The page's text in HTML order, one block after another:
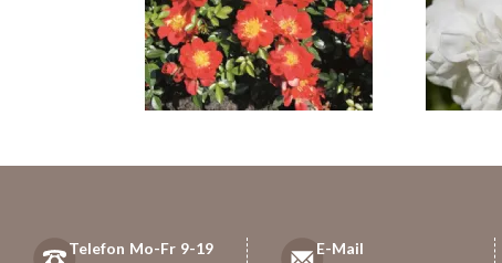
Telefon Mo-Fr 9-19
E-Mail